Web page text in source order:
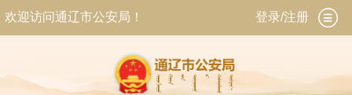
欢迎访问通辽市公安局！ 登录/注册